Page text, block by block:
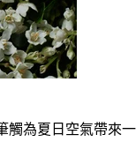
觸為夏日空氣帶來一